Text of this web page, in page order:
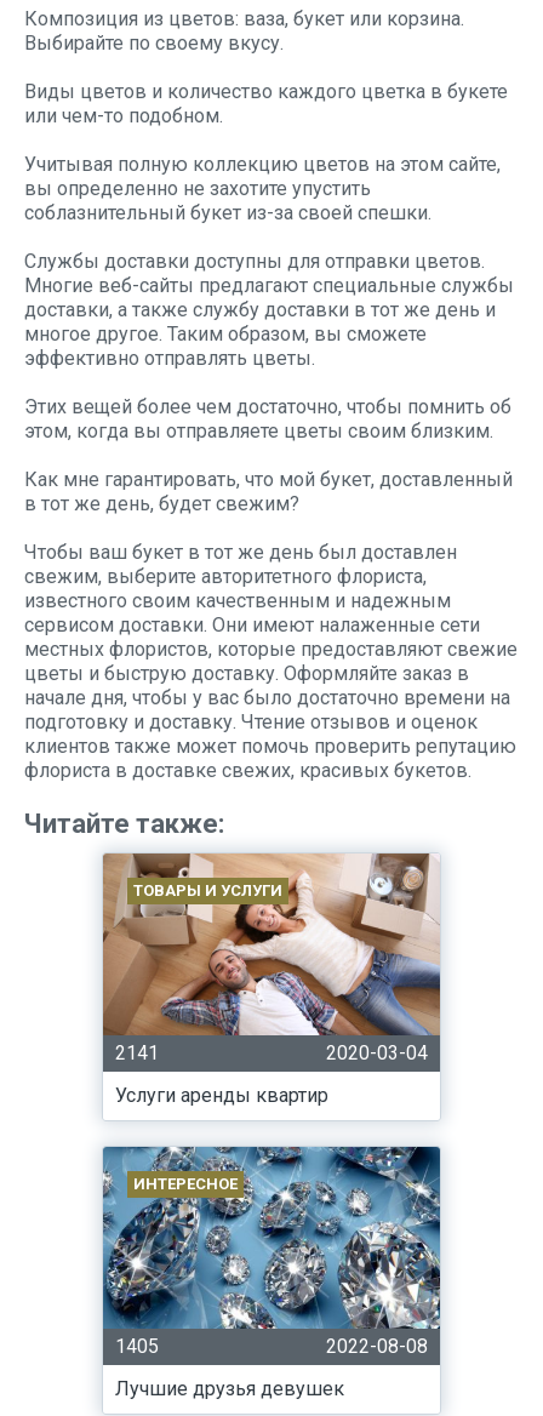
Композиция из цветов: ваза, букет или корзина.
Выбирайте по своему вкусу.
Виды цветов и количество каждого цветка в букете
или чем-то подобном.
Учитывая полную коллекцию цветов на этом сайте,
вы определенно не захотите упустить
соблазнительный букет из-за своей спешки.
Службы доставки доступны для отправки цветов.
Многие веб-сайты предлагают специальные службы
доставки, а также службу доставки в тот же день и
многое другое. Таким образом, вы сможете
эффективно отправлять цветы.
Этих вещей более чем достаточно, чтобы помнить об
этом, когда вы отправляете цветы своим близким.
Как мне гарантировать, что мой букет, доставленный
в тот же день, будет свежим?
Чтобы ваш букет в тот же день был доставлен
свежим, выберите авторитетного флориста,
известного своим качественным и надежным
сервисом доставки. Они имеют налаженные сети
местных флористов, которые предоставляют свежие
цветы и быструю доставку. Оформляйте заказ в
начале дня, чтобы у вас было достаточно времени на
подготовку и доставку. Чтение отзывов и оценок
клиентов также может помочь проверить репутацию
флориста в доставке свежих, красивых букетов.
Читайте также:
ТОВАРЫ И УСЛУГИ
2141
2020-03-04
Услуги аренды квартир
ИНТЕРЕСНОЕ
1405
2022-08-08
Лучшие друзья девушек